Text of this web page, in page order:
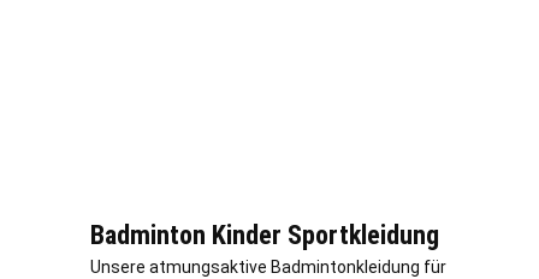
Badminton Kinder Sportkleidung
Unsere atmungsaktive Badmintonkleidung für